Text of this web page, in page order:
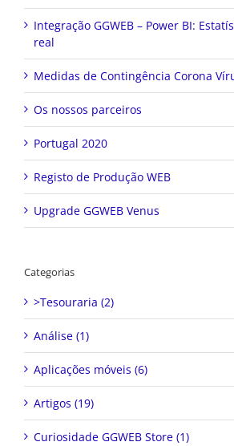
Integração GGWEB – Power BI:
real
Medidas de Contingência Corona
Os nossos parceiros
Portugal 2020
Registo de Produção WEB
Upgrade GGWEB Venus
Categorias
>Tesouraria (2)
Análise (1)
Aplicações móveis (6)
Artigos (19)
Curiosidade GGWEB Store (1)